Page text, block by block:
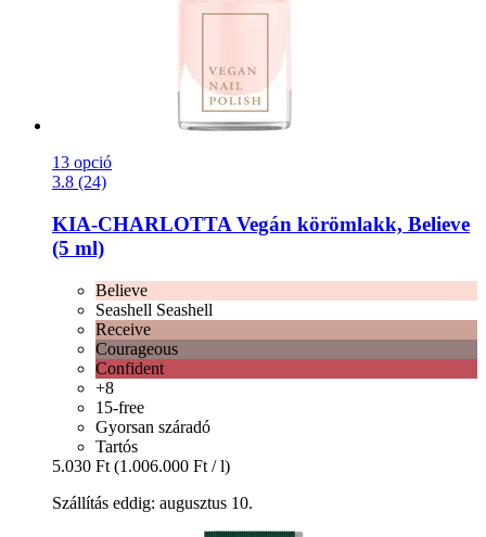
13 opció
3.8 (24)
KIA-CHARLOTTA Vegán körömlakk, Believe
(5 ml)
Believe
Seashell Seashell
Receive
Courageous
Confident
+8
15-free
Gyorsan száradó
Tartós
5.030 Ft (1.006.000 Ft / l)
Szállítás eddig: augusztus 10.